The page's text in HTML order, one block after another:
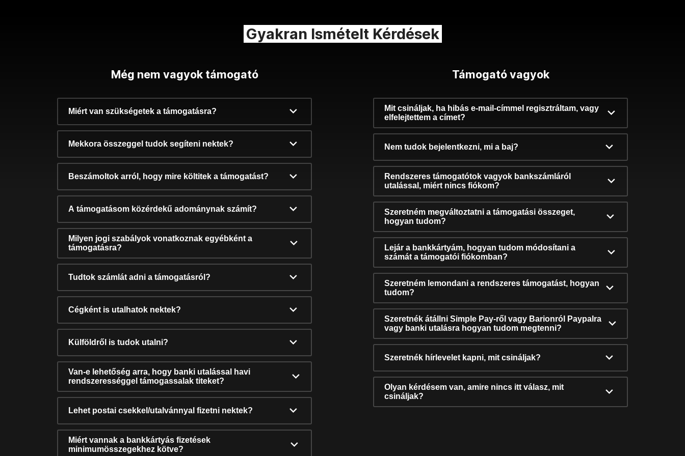
Gyakran Ismételt Kérdések
Még nem vagyok támogató
Miért van szükségetek a támogatásra?
Mekkora összeggel tudok segíteni nektek?
Beszámoltok arról, hogy mire költitek a támogatást?
A támogatásom közérdekű adománynak számít?
Milyen jogi szabályok vonatkoznak egyébként a
támogatásra?
Tudtok számlát adni a támogatásról?
Cégként is utalhatok nektek?
Külföldről is tudok utalni?
Van-e lehetőség arra, hogy banki utalással havi
rendszerességgel támogassalak titeket?
Lehet postai csekkel/utalvánnyal fizetni nektek?
Miért vannak a bankkártyás fizetések
minimumösszegekhez kötve?
Támogató vagyok
Mit csináljak, ha hibás e-mail-címmel regisztráltam, vagy
elfelejtettem a címet?
Nem tudok bejelentkezni, mi a baj?
Rendszeres támogatótok vagyok bankszámláról
utalással, miért nincs fiókom?
Szeretném megváltoztatni a támogatási összeget,
hogyan tudom?
Lejár a bankkártyám, hogyan tudom módosítani a
számát a támogatói fiókomban?
Szeretném lemondani a rendszeres támogatást, hogyan
tudom?
Szeretnék átállni Simple Pay-ről vagy Barionról Paypalra
vagy banki utalásra hogyan tudom megtenni?
Szeretnék hírlevelet kapni, mit csináljak?
Olyan kérdésem van, amire nincs itt válasz, mit
csináljak?